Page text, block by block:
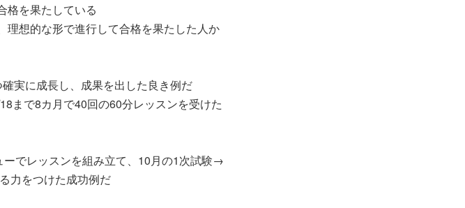
格を果たしている
想的な形で進行して合格を果たした人か
実に成長し、成果を出した良き例だ
まで8カ月で40回の60分レッスンを受けた
でレッスンを組み立て、10月の1次試験→
力をつけた成功例だ